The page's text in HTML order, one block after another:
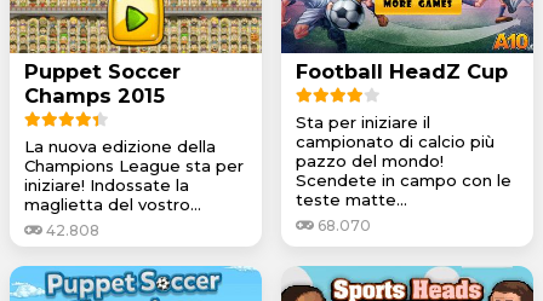
Puppet Soccer
Champs 2015
La nuova edizione della
Champions League sta per
iniziare! Indossate la
maglietta del vostro...
42.808
Football HeadZ Cup
Sta per iniziare il
campionato di calcio più
pazzo del mondo!
Scendete in campo con le
teste matte...
68.070